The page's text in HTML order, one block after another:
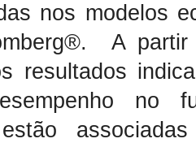
nos modelos
A partir
resultados
no
estão